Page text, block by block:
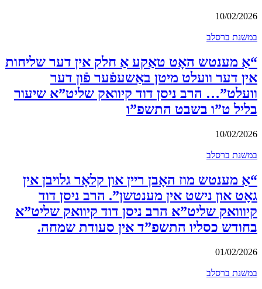
10/02/2026
במשנת ברסלב
“אַ מענטש האָט טאַקע אַ חלק אין דער שליחות
אין דער וועלט מיטן באַשעפֿער פֿון דער
וועלט”… הרב ניסן דוד קיוואק שליט”א שיעור
בליל ט”ו בשבט התשפ”ו
10/02/2026
במשנת ברסלב
“אַ מענטש מוז האָבן ריין און קלאָר גלויבן אין
גאָט און נישט אין מענטשן”. הרב ניסן דוד
קיווואק שליט”א הרב ניסן דוד קיוואק שליט”א
בחודש כסליו התשפ”ד אין סעודת שמחה.
01/02/2026
במשנת ברסלב